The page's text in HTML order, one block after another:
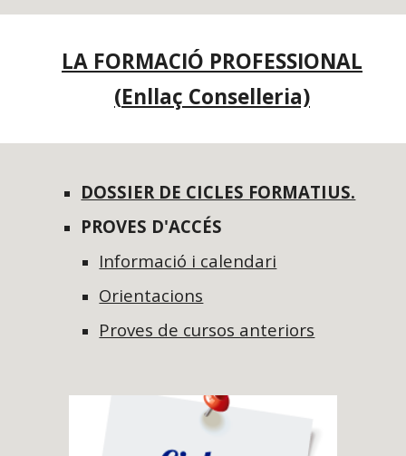
LA FORMACIÓ PROFESSIONAL
(Enllaç Conselleria)
DOSSIER DE CICLES FORMATIUS.
PROVES D'ACCÉS
Informació i calendari
Orientacions
Proves de cursos anteriors